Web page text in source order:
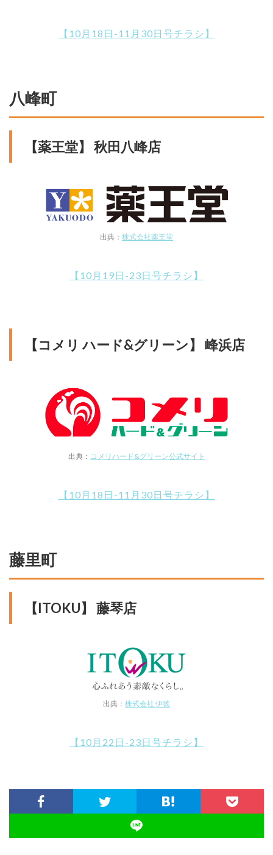
【10月18日-11月30日号チラシ】
八峰町
【薬王堂】 秋田八峰店
出典： 株式会社薬王堂
【10月19日-23日号チラシ】
【コメリ ハード&グリーン】 峰浜店
出典： コメリハード&グリーン公式サイト
【10月18日-11月30日号チラシ】
藤里町
【ITOKU】 藤琴店
出典： 株式会社 伊徳
【10月22日-23日号チラシ】